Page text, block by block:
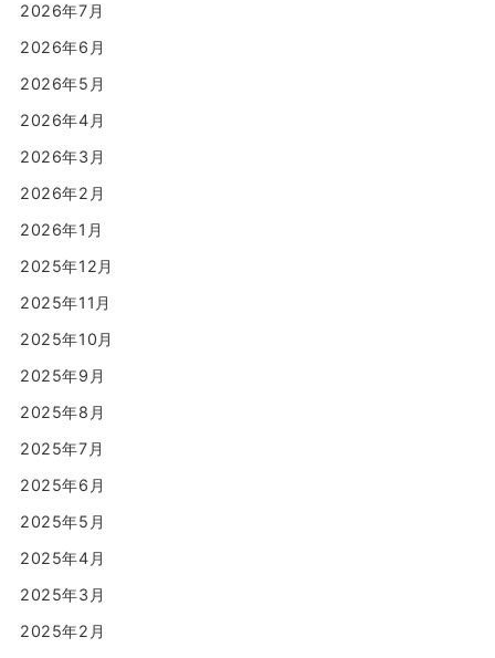
2026年7月
2026年6月
2026年5月
2026年4月
2026年3月
2026年2月
2026年1月
2025年12月
2025年11月
2025年10月
2025年9月
2025年8月
2025年7月
2025年6月
2025年5月
2025年4月
2025年3月
2025年2月